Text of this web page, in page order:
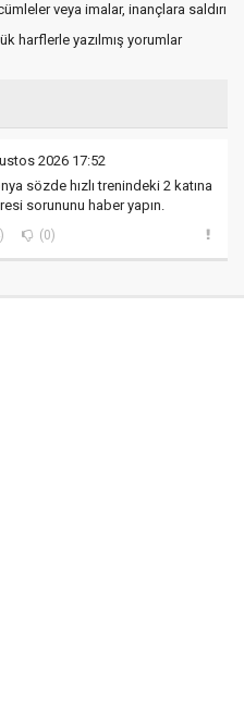
veya imalar, inançlara saldırı
harflerle yazılmış yorumlar
2026 17:52
sözde hızlı trenindeki 2 katına
sorununu haber yapın.
(0)